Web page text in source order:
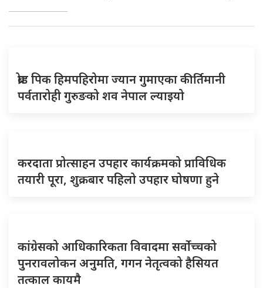
ब्रोड पिक हिमपहिरोमा ज्यान गुमाएका कीर्तिमानी
पर्वतारोही गुरुङको शव नेपाल ल्याइयो
करदाता प्रोत्साहन उपहार कार्यक्रमको प्राविधिक
तयारी पूरा, शुक्रबार पहिलो उपहार घोषणा हुने
कांग्रेसको आधिकारिकता विवादमा सर्वोच्चको
पुनरावलोकन अनुमति, गगन नेतृत्वको हैसियत
तत्काल कायमै